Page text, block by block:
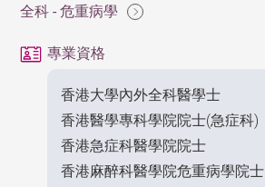
全科 - 危重病學
專業資格
香港大學內外全科醫學士
香港醫學專科學院院士(急症科)
香港急症科醫學院院士
香港麻醉科醫學院危重病學院士